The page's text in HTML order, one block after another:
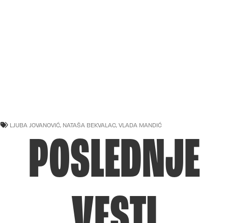
LJUBA JOVANOVIĆ, NATAŠA BEKVALAC, VLADA MANDIĆ
POSLEDNJE